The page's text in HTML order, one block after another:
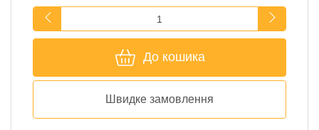
До кошика
Швидке замовлення